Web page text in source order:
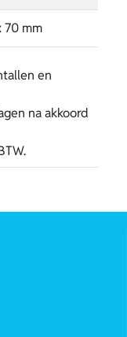
70 mm
en
na akkoord